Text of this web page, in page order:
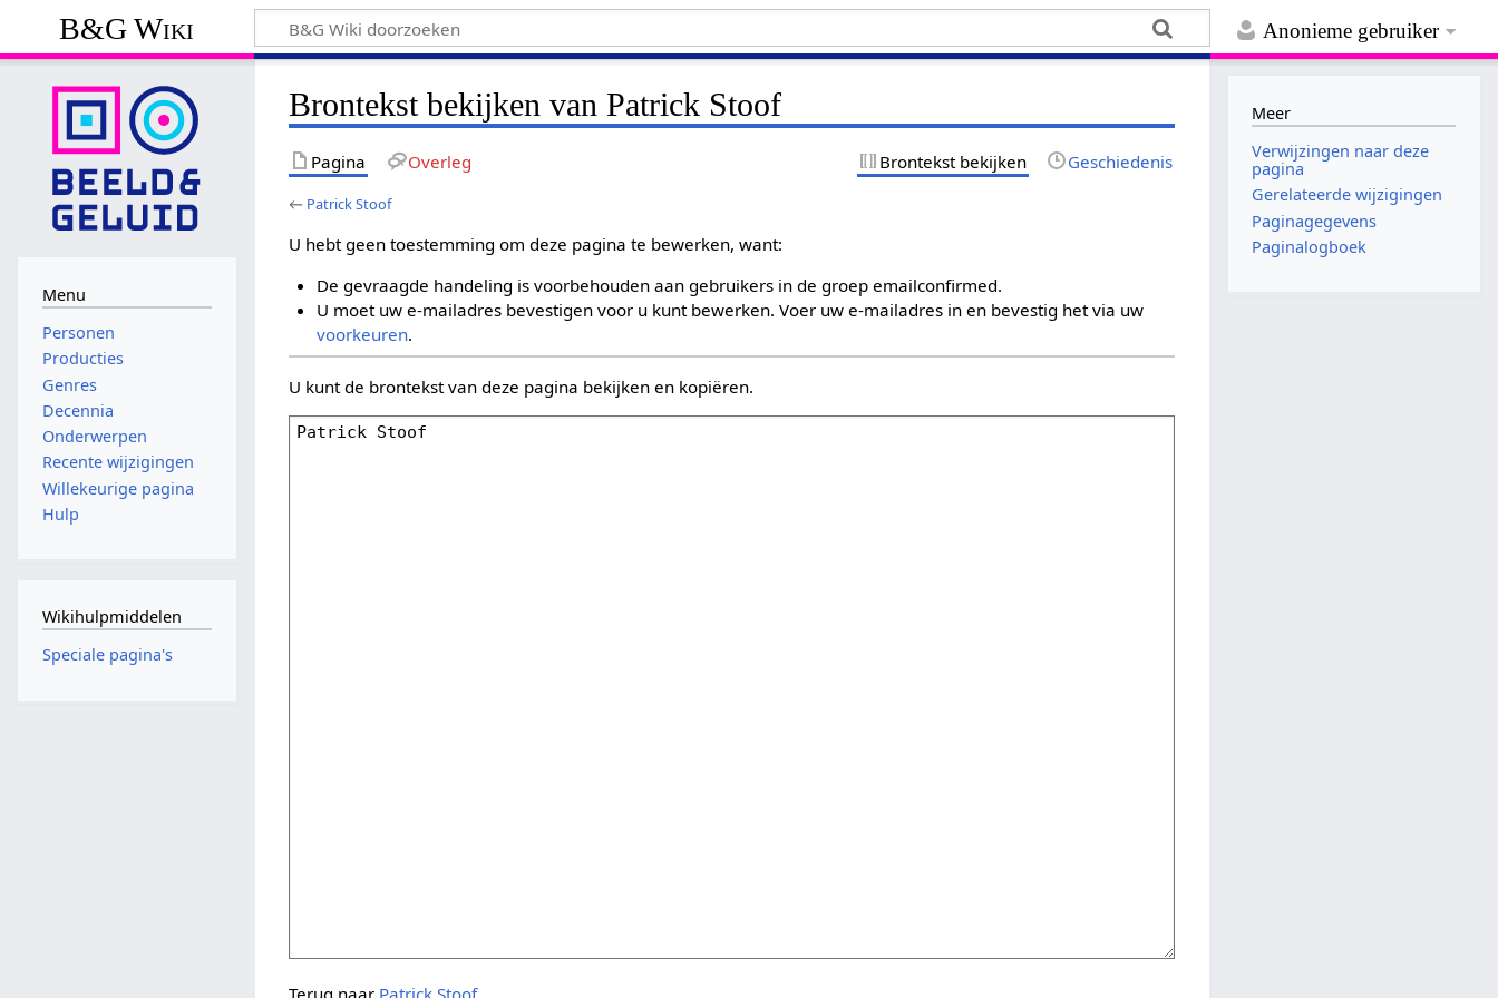
Anonieme gebruiker
B&G Wiki
Brontekst bekijken van Patrick Stoof
Pagina Overleg Brontekst bekijken Geschiedenis
← Patrick Stoof
U hebt geen toestemming om deze pagina te bewerken, want:
De gevraagde handeling is voorbehouden aan gebruikers in de groep emailconfirmed.
U moet uw e-mailadres bevestigen voor u kunt bewerken. Voer uw e-mailadres in en bevestig het via uw
voorkeuren.
U kunt de brontekst van deze pagina bekijken en kopiëren.
Terug naar Patrick Stoof.
Menu
Personen
Producties
Genres
Decennia
Onderwerpen
Recente wijzigingen
Willekeurige pagina
Hulp
Wikihulpmiddelen
Speciale pagina's
Meer
Verwijzingen naar deze
pagina
Gerelateerde wijzigingen
Paginagegevens
Paginalogboek